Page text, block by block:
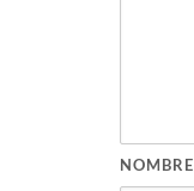
NOMBRE